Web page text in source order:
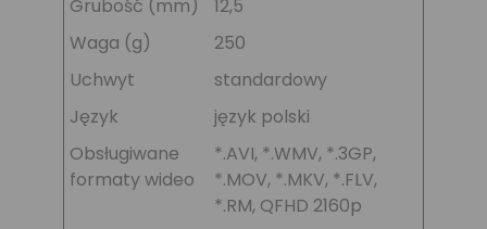
Grubość (mm)
12,5
Waga (g)
250
Uchwyt
standardowy
Język
język polski
Obsługiwane
formaty wideo
*.AVI, *.WMV, *.3GP,
*.MOV, *.MKV, *.FLV,
*.RM, QFHD 2160p